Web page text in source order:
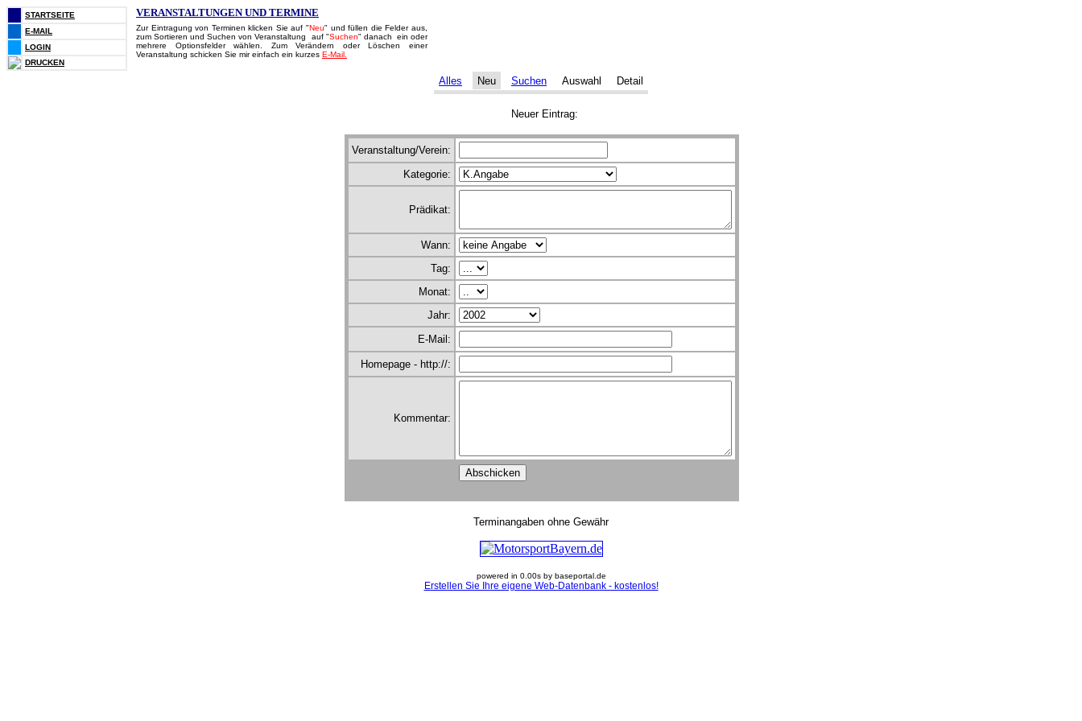
STARTSEITE
E-MAIL
LOGIN
DRUCKEN
VERANSTALTUNGEN UND TERMINE
Zur Eintragung von Terminen klicken Sie auf "Neu" und füllen die Felder aus,
zum Sortieren und Suchen von Veranstaltung auf "Suchen" danach ein oder
mehrere Optionsfelder wählen. Zum Verändern oder Löschen einer
Veranstaltung schicken Sie mir einfach ein kurzes E-Mail.
Alles Neu Suchen Auswahl Detail
Neuer Eintrag:
Veranstaltung/Verein:
Kategorie:
Prädikat:
Wann:
Tag:
Monat:
Jahr:
E-Mail:
Homepage - http://:
Kommentar:
Terminangaben ohne Gewähr
powered in 0.00s by baseportal.de
Erstellen Sie Ihre eigene Web-Datenbank - kostenlos!